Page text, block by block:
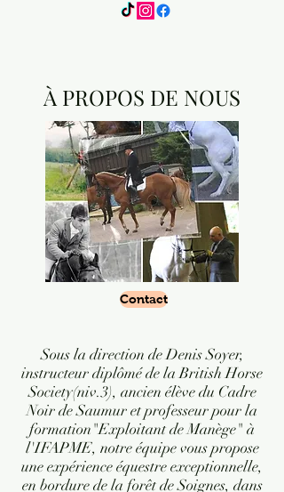
À PROPOS DE NOUS
Contact
Sous la direction de Denis Soyer,
instructeur diplômé de la British Horse
Society(niv.3), ancien élève du Cadre
Noir de Saumur et professeur pour la
formation"Exploitant de Manège" à
l'IFAPME, notre équipe vous propose
une expérience équestre exceptionnelle,
en bordure de la forêt de Soignes, dans